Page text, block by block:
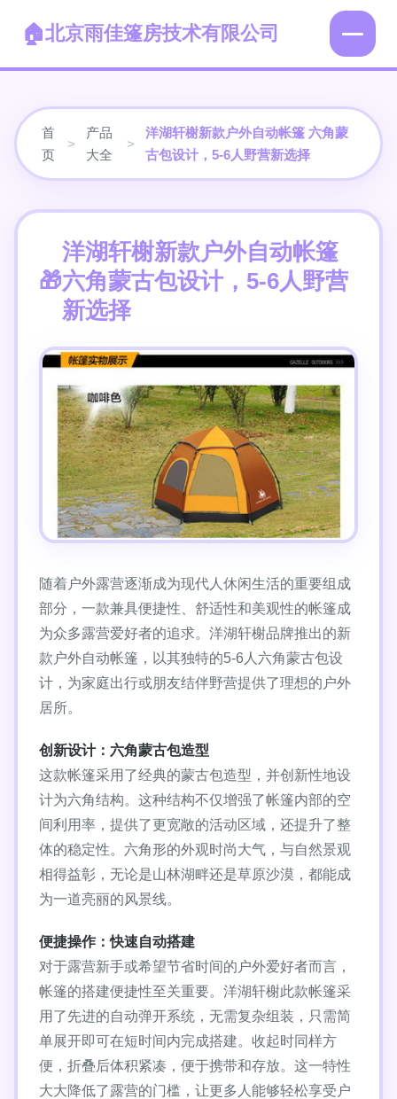
北京雨佳篷房技术有限公司
首
页
>
产品
大全
>
洋湖轩榭新款户外自动帐篷 六角蒙
古包设计，5-6人野营新选择
洋湖轩榭新款户外自动帐篷
六角蒙古包设计，5-6人野营
新选择
随着户外露营逐渐成为现代人休闲生活的重要组成
部分，一款兼具便捷性、舒适性和美观性的帐篷成
为众多露营爱好者的追求。洋湖轩榭品牌推出的新
款户外自动帐篷，以其独特的5-6人六角蒙古包设
计，为家庭出行或朋友结伴野营提供了理想的户外
居所。
创新设计：六角蒙古包造型
这款帐篷采用了经典的蒙古包造型，并创新性地设
计为六角结构。这种结构不仅增强了帐篷内部的空
间利用率，提供了更宽敞的活动区域，还提升了整
体的稳定性。六角形的外观时尚大气，与自然景观
相得益彰，无论是山林湖畔还是草原沙漠，都能成
为一道亮丽的风景线。
便捷操作：快速自动搭建
对于露营新手或希望节省时间的户外爱好者而言，
帐篷的搭建便捷性至关重要。洋湖轩榭此款帐篷采
用了先进的自动弹开系统，无需复杂组装，只需简
单展开即可在短时间内完成搭建。收起时同样方
便，折叠后体积紧凑，便于携带和存放。这一特性
大大降低了露营的门槛，让更多人能够轻松享受户